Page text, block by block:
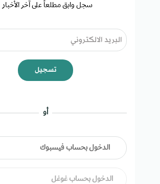
سجل وابق مطلعاً على آخر الأخبار ​
تسجيل
أو
الدخول بحساب فيسبوك
الدخول بحساب غوغل